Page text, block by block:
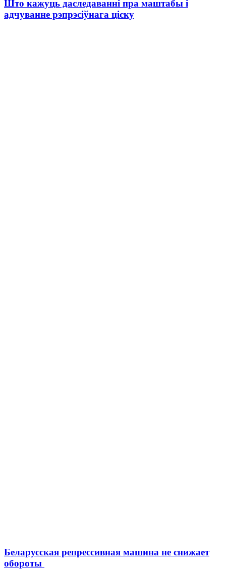
Што кажуць даследаванні пра маштабы і
адчуванне рэпрэсіўнага ціску
Беларусская репрессивная машина не снижает
обороты